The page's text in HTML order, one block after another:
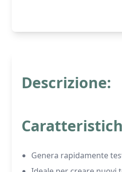
Descrizione:
Genera rapidamente